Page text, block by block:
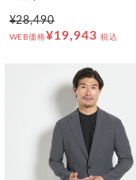
¥28,490
WEB価格¥19,943 税込